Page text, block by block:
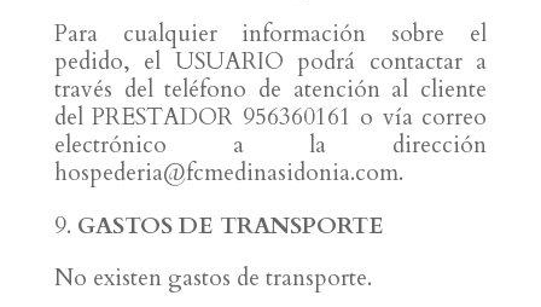
Para cualquier información sobre el
pedido, el USUARIO podrá contactar a
través del teléfono de atención al cliente
del PRESTADOR 956360161 o vía correo
electrónico a la dirección
hospederia@fcmedinasidonia.com.
GASTOS DE TRANSPORTE
No existen gastos de transporte.